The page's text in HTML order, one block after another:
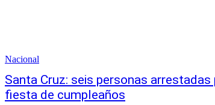
Nacional
Santa Cruz: seis personas arrestadas
fiesta de cumpleaños